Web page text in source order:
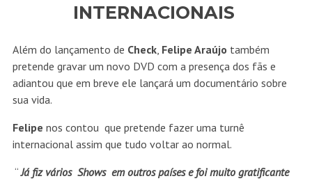
INTERNACIONAIS
Além do lançamento de Check, Felipe Araújo também
pretende gravar um novo DVD com a presença dos fãs e
adiantou que em breve ele lançará um documentário sobre
sua vida.
Felipe nos contou que pretende fazer uma turnê
internacional assim que tudo voltar ao normal.
“Já fiz vários Shows em outros países e foi muito gratificante